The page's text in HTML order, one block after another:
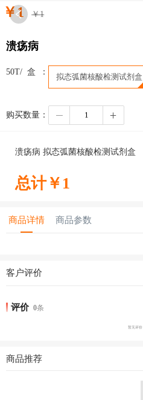
￥1 ￥1
溃疡病
50T/盒：
拟态弧菌核酸检测试剂盒
购买数量：
溃疡病 拟态弧菌核酸检测试剂盒
总计￥ 1
商品详情 商品参数
客户评价
评价 0条
暂无评价
商品推荐